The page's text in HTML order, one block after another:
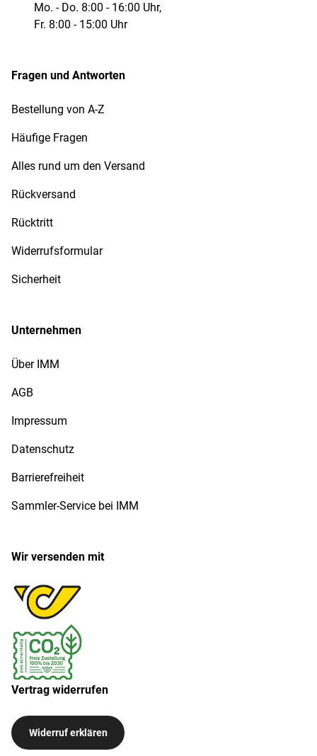
Mo. - Do. 8:00 - 16:00 Uhr,
Fr. 8:00 - 15:00 Uhr
Fragen und Antworten
Bestellung von A-Z
Häufige Fragen
Alles rund um den Versand
Rückversand
Rücktritt
Widerrufsformular
Sicherheit
Unternehmen
Über IMM
AGB
Impressum
Datenschutz
Barrierefreiheit
Sammler-Service bei IMM
Wir versenden mit
Vertrag widerrufen
Widerruf erklären